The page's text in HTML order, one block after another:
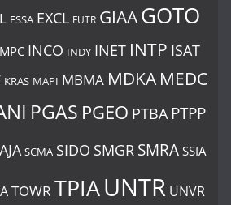
ESSA EXCL FUTR GIAAGOTO
INCO INDY INET INTP ISAT
KRAS MAPI MBMA MDKA MEDC
PGAS PGEO PTBA PTPP
SCMA SIDO SMGR SMRA SSIA
TOWR TPIAUNTR UNVR